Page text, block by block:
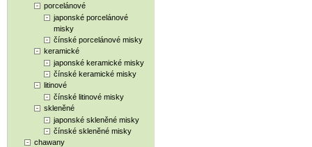
porcelánové
japonské porcelánové
misky
čínské porcelánové misky
keramické
japonské keramické misky
čínské keramické misky
litinové
čínské litinové misky
skleněné
japonské skleněné misky
čínské skleněné misky
chawany